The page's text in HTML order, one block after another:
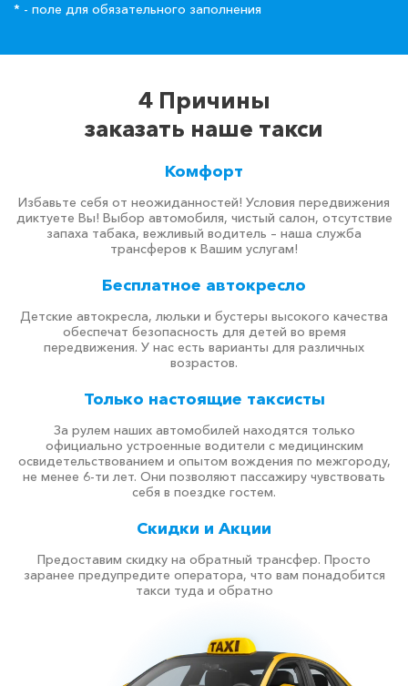
* - поле для обязательного заполнения
4 Причины
заказать наше такси
Комфорт
Избавьте себя от неожиданностей! Условия передвижения
диктуете Вы! Выбор автомобиля, чистый салон, отсутствие
запаха табака, вежливый водитель – наша служба
трансферов к Вашим услугам!
Бесплатное автокресло
Детские автокресла, люльки и бустеры высокого качества
обеспечат безопасность для детей во время
передвижения. У нас есть варианты для различных
возрастов.
Только настоящие таксисты
За рулем наших автомобилей находятся только
официально устроенные водители с медицинским
освидетельствованием и опытом вождения по межгороду,
не менее 6-ти лет. Они позволяют пассажиру чувствовать
себя в поездке гостем.
Скидки и Акции
Предоставим скидку на обратный трансфер. Просто
заранее предупредите оператора, что вам понадобится
такси туда и обратно